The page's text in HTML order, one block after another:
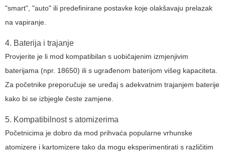
"smart", "auto" ili predefinirane postavke koje olakšavaju prelazak
na vapiranje.
4. Baterija i trajanje
Provjerite je li mod kompatibilan s uobičajenim izmjenjivim
baterijama (npr. 18650) ili s ugrađenom baterijom višeg kapaciteta.
Za početnike preporučuje se uređaj s adekvatnim trajanjem baterije
kako bi se izbjegle česte zamjene.
5. Kompatibilnost s atomizerima
Početnicima je dobro da mod prihvaća popularne vrhunske
atomizere i kartomizere tako da mogu eksperimentirati s različitim